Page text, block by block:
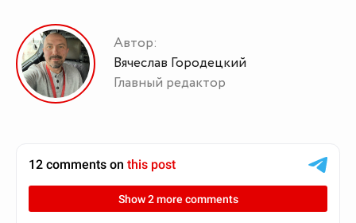
Автор:
Вячеслав Городецкий
Главный редактор